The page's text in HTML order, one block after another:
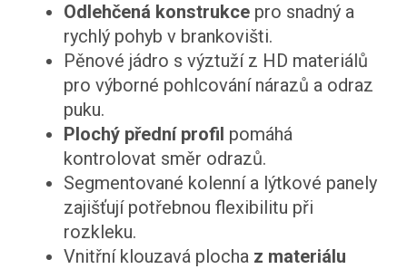
Odlehčená konstrukce pro snadný a
rychlý pohyb v brankovišti.
Pěnové jádro s výztuží z HD materiálů
pro výborné pohlcování nárazů a odraz
puku.
Plochý přední profil pomáhá
kontrolovat směr odrazů.
Segmentované kolenní a lýtkové panely
zajišťují potřebnou flexibilitu při
rozkleku.
Vnitřní klouzavá plocha z materiálu